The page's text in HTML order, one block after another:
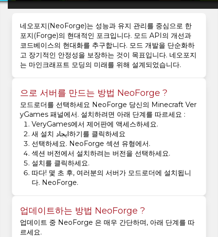
네오포지(NeoForge)는 성능과 유지 관리를 중심으로 한
포지(Forge)의 현대적인 포크입니다. 모드 API의 개선과
코드베이스의 현대화를 추구합니다. 모드 개발을 단순화하
고 장기적인 안정성을 보장하는 것이 목표입니다. 네오포지
는 마인크래프트 모딩의 미래를 위해 설계되었습니다.
으로 서버를 만드는 방법 NeoForge ?
모드로더를 선택하세요 NeoForge 당신의 Minecraft Ver
yGames 패널에서. 설치하려면 아래 단계를 따르세요 :
VeryGames에서 제어판에 액세스하세요.
새 설치 ایجاد하기를 클릭하세요
선택하세요. NeoForge 섹션 유형에서.
섹션 버전에서 설치하려는 버전을 선택하세요.
설치를 클릭하세요.
따다! 몇 초 후, 여러분의 서버가 모드로더에 설치됩니
다. NeoForge.
업데이트하는 방법 NeoForge ?
업데이트 중 NeoForge 은 매우 간단하며, 아래 단계를 따
르세요.